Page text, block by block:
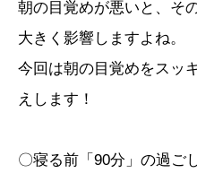
朝の目覚めが悪いと、そ
大きく影響しますよね。
今回は朝の目覚めをスッ
えします！
〇寝る前「90分」の過ご